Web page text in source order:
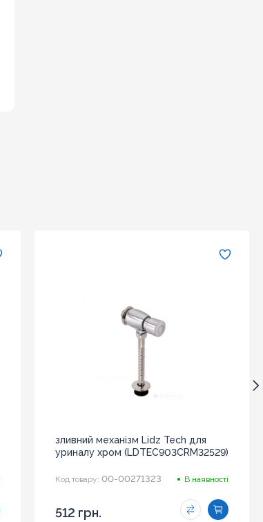
зливний механізм Lidz Tech для
уриналу хром (LDTEC903CRM32529)
Код товару: 00-00271323 В наявності
512 грн.